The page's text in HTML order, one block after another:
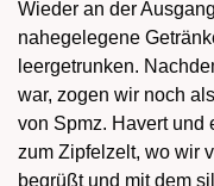
Wieder an der
nahegelegene
leergetrunken.
war, zogen wir noch
von Spmz. Havert und
zum Zipfelzelt, wo wir
begrüßt und mit dem